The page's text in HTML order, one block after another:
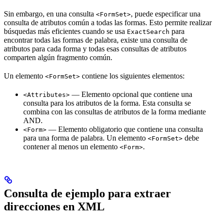
Sin embargo, en una consulta <FormSet>, puede especificar una
consulta de atributos común a todas las formas. Esto permite realizar
búsquedas más eficientes cuando se usa ExactSearch para
encontrar todas las formas de palabra, existe una consulta de
atributos para cada forma y todas esas consultas de atributos
comparten algún fragmento común.
Un elemento <FormSet> contiene los siguientes elementos:
<Attributes> — Elemento opcional que contiene una
consulta para los atributos de la forma. Esta consulta se
combina con las consultas de atributos de la forma mediante
AND.
<Form> — Elemento obligatorio que contiene una consulta
para una forma de palabra. Un elemento <FormSet> debe
contener al menos un elemento <Form>.
Consulta de ejemplo para extraer
direcciones en XML